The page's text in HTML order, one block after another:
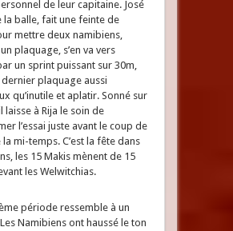
de leur capitaine. José
la balle, fait une feinte de
mettre deux namibiens,
plaquage, s’en va vers
un sprint puissant sur 30m,
plaquage aussi
qu’inutile et aplatir. Sonné sur
laisse à Rija le soin de
l’essai juste avant le coup de
mi-temps. C’est la fête dans
les 15 Makis mènent de 15
les Welwitchias.
période ressemble à un
Namibiens ont haussé le ton